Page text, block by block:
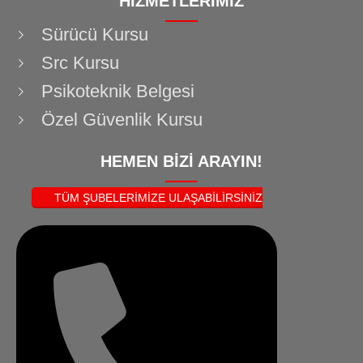
Sürücü Kursu
Src Kursu
Psikoteknik Belgesi
Özel Güvenlik Kursu
HEMEN BİZİ ARAYIN!
TÜM ŞUBELERİMİZE ULAŞABİLİRSİNİZ